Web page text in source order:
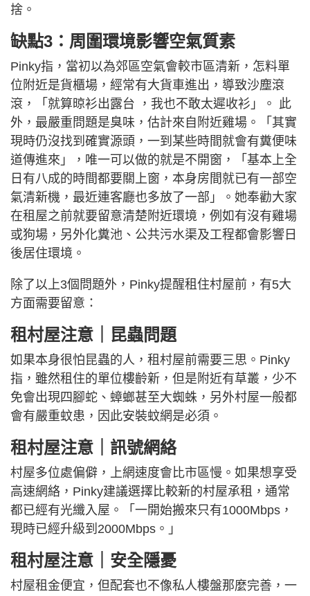
捨。
缺點3：周圍環境影響空氣質素
Pinky指，當初以為郊區空氣會較市區清新，怎料單
位附近是貨櫃場，經常有大貨車進出，導致沙塵滾
滾，「就算晾衫出露台 ，我也不敢太遲收衫」。 此
外，最嚴重問題是臭味，估計來自附近雞場。「其實
現時仍沒找到確實源頭，一到某些時間就會有糞便味
道傳進來」，唯一可以做的就是不開窗，「基本上全
日有八成的時間都要關上窗，本身房間就已有一部空
氣清新機，最近連客廳也多放了一部」。她奉勸大家
在租屋之前就要留意清楚附近環境，例如有沒有雞場
或狗場，另外化糞池、公共污水渠及工程都會影響日
後居住環境。
除了以上3個問題外，Pinky提醒租住村屋前，有5大
方面需要留意：
租村屋注意｜昆蟲問題
如果本身很怕昆蟲的人，租村屋前需要三思。Pinky
指，雖然租住的單位樓齡新，但是附近有草叢，少不
免會出現四腳蛇、蟑螂甚至大蜘蛛，另外村屋一般都
會有嚴重蚊患，因此安裝蚊網是必須。
租村屋注意｜訊號網絡
村屋多位處偏僻，上網速度會比市區慢。如果想享受
高速網絡，Pinky建議選擇比較新的村屋承租，通常
都已經有光纖入屋。「一開始搬來只有1000Mbps，
現時已經升級到2000Mbps。」
租村屋注意｜安全隱憂
村屋租金便宜，但配套也不像私人樓盤那麼完善，一